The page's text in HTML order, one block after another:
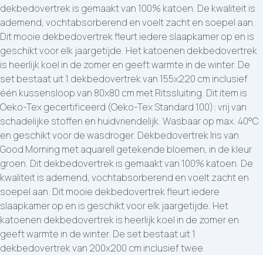
dekbedovertrek is gemaakt van 100% katoen. De kwaliteit is
ademend, vochtabsorberend en voelt zacht en soepel aan.
Dit mooie dekbedovertrek fleurt iedere slaapkamer op en is
geschikt voor elk jaargetijde. Het katoenen dekbedovertrek
is heerlijk koel in de zomer en geeft warmte in de winter. De
set bestaat uit 1 dekbedovertrek van 155x220 cm inclusief
één kussensloop van 80x80 cm met Ritssluiting. Dit item is
Oeko-Tex gecertificeerd (Oeko-Tex Standard 100): vrij van
schadelijke stoffen en huidvriendelijk. Wasbaar op max. 40°C
en geschikt voor de wasdroger. Dekbedovertrek Iris van
Good Morning met aquarell getekende bloemen, in de kleur
groen. Dit dekbedovertrek is gemaakt van 100% katoen. De
kwaliteit is ademend, vochtabsorberend en voelt zacht en
soepel aan. Dit mooie dekbedovertrek fleurt iedere
slaapkamer op en is geschikt voor elk jaargetijde. Het
katoenen dekbedovertrek is heerlijk koel in de zomer en
geeft warmte in de winter. De set bestaat uit 1
dekbedovertrek van 200x200 cm inclusief twee